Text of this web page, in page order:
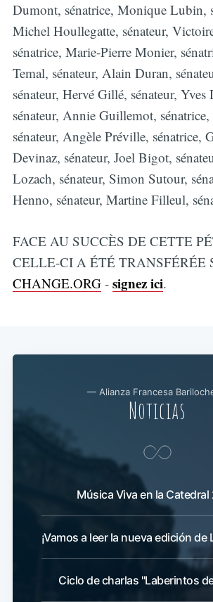
Dumont, sénatrice, Monique Lubin,
Michel Houllegatte, sénateur,
sénatrice, Marie-Pierre Monier,
Temal, sénateur, Alain Duran,
sénateur, Hervé Gillé, sénateur,
sénateur, Annie Guillemot,
sénateur, Angèle Préville, sénatrice,
Devinaz, sénateur, Joel Bigot,
Lozach, sénateur, Simon Sutour,
Henno, sénateur, Martine Filleul,
FACE AU SUCCÈS DE CETTE
CELLE-CI A ÉTÉ TRANSFÉRÉE
CHANGE.ORG- signez ici.
— Alianza Francesa
Noticias
Música Viva en la Catedral
¡Vamos a leer la nueva edición de
Ciclo de charlas "Laberintos